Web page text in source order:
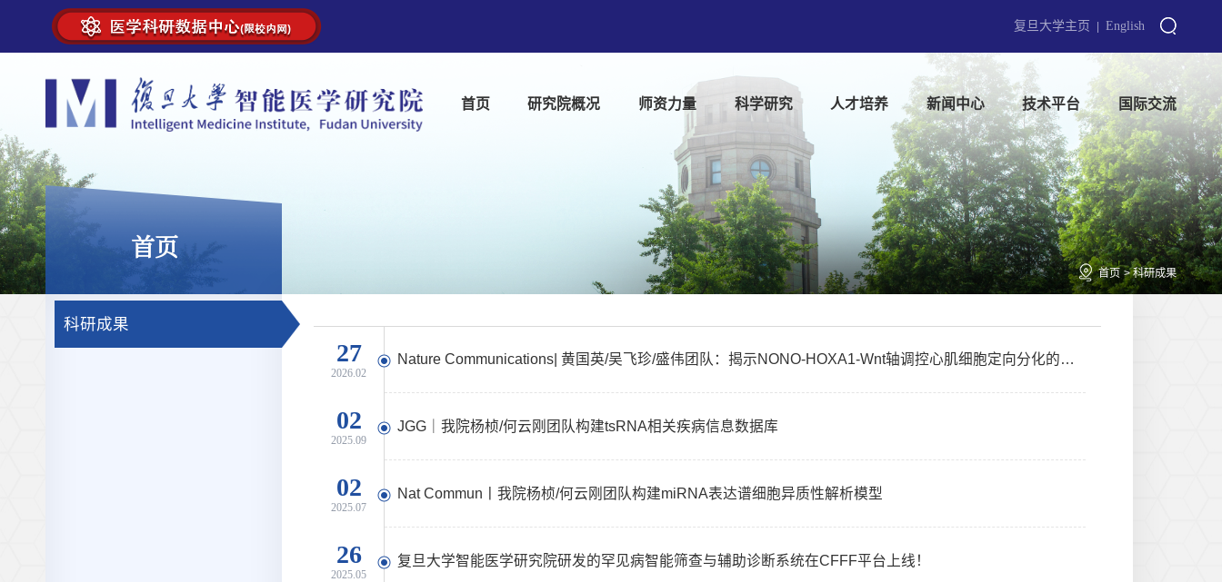
复旦大学主页 English
首页 研究院概况 师资力量 科学研究 人才培养 新闻中心 技术平台 国际交流
首页
首页 > 科研成果
科研成果
27
2026.02
Nature Communications| 黄国英/吴飞珍/盛伟团队：揭示NONO-HOXA1-Wnt轴调控心肌细胞定向分化的分子机制
02
2025.09
JGG｜我院杨桢/何云刚团队构建tsRNA相关疾病信息数据库
02
2025.07
Nat Commun丨我院杨桢/何云刚团队构建miRNA表达谱细胞异质性解析模型
26
2025.05
复旦大学智能医学研究院研发的罕见病智能筛查与辅助诊断系统在CFFF平台上线！